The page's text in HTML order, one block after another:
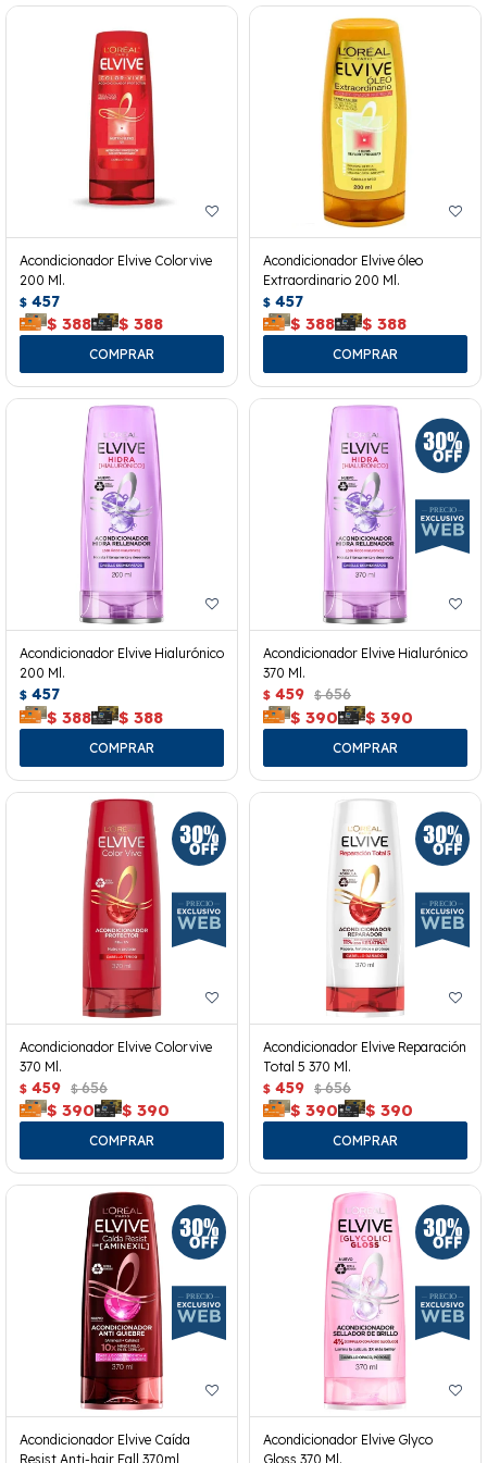
Acondicionador Elvive Colorvive
200 Ml.
$ 457
$ 388 $ 388
Acondicionador Elvive óleo
Extraordinario 200 Ml.
$ 457
$ 388 $ 388
Acondicionador Elvive Hialurónico
200 Ml.
$ 457
$ 388 $ 388
Acondicionador Elvive Hialurónico
370 Ml.
$ 459 $ 656
$ 390 $ 390
Acondicionador Elvive Colorvive
370 Ml.
$ 459 $ 656
$ 390 $ 390
Acondicionador Elvive Reparación
Total 5 370 Ml.
$ 459 $ 656
$ 390 $ 390
Acondicionador Elvive Caída
Resist Anti-hair Fall 370ml
Acondicionador Elvive Glyco
Gloss 370 Ml.